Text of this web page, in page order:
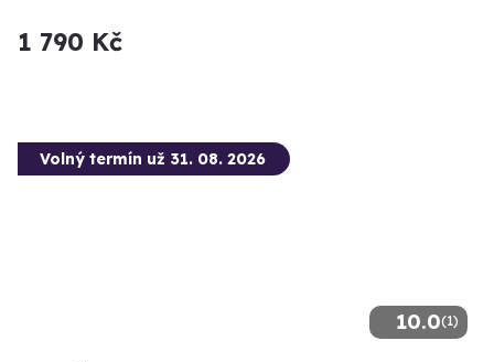
1 790 Kč
10.0(1)
Volný termín už 31. 08. 2026